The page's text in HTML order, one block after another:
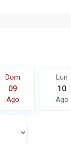
Dom
09
Ago
Lun
10
Ago